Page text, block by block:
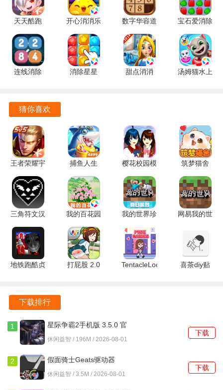
系完善，打造属于自己的传奇财富。
经典元素的再现，使得老玩家能够轻松找到当年的感觉，重
拾当初的热血与激情。
体验到团战的快感。
装备掉落机制让玩家在打怪时能够快速获得心仪的装备，提
升角色战斗力的增加了游戏乐趣。
独特的VIP机制全靠打，玩家可以通过自己的努力获得VIP特
权，增强了游戏的公平性。
打怪，分享游戏乐趣。
游戏特色
略，玩家可以根据自己的喜好选择不同的职业。
受团体合作的乐趣。
提升角色实力。
天天酷跑
1.0.139.0
手机版
开心消消乐
1.159 手机
版
数字华容道
2.15 手机
版
宝石爱消除
1.0.5 手机
版
连线消除
消除星星
甜点消消
汤姆猫水上
猜你喜欢
王者荣耀宇
宙服
10.1.1.15
安卓版
捕鱼人生
1.0.51 安卓
版
樱花校园模
拟器英文版
SAKURASchoolSimulator
1.038.51
安卓版
筑梦猫舍
1.1.1 安卓
版
三角符文汉
化版 安卓
2.0.4-魔改
1.0.2 安卓
版
我的百花园
1.5 安卓版
我的世界珍
v1.20.32.03
官方安卓版
网易我的世
3.8.25.293531
安卓版
地铁跑酷贞
版
打屁股 2.0
TentacleLocker2
喜茶diy贴
下载排行
1
星际争霸2手机版 3.5.0 官
方安卓版
休闲益智 / 196M / 2026-08-01
下载
2
假面骑士Geats驱动器
1.0.0 安卓版
休闲益智 / 3.5M / 2026-08-01
下载